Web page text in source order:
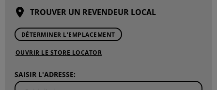
TROUVER UN REVENDEUR LOCAL
DÉTERMINER L'EMPLACEMENT
OUVRIR LE STORE LOCATOR
SAISIR L'ADRESSE: